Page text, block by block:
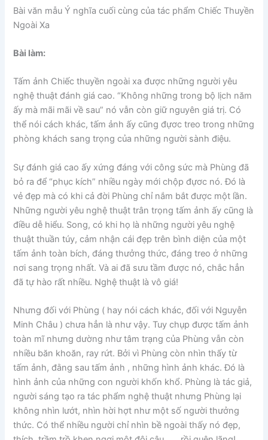
Bài văn mẫu Ý nghĩa cuối cùng của tác phẩm Chiếc Thuyền
Ngoài Xa
Bài làm:
Tấm ảnh Chiếc thuyền ngoài xa được những người yêu
nghệ thuật đánh giá cao. “Không những trong bộ lịch năm
ấy mà mãi mãi về sau” nó vẫn còn giữ nguyên giá trị. Có
thể nói cách khác, tấm ảnh ấy cũng đựơc treo trong những
phòng khách sang trọng của những người sành điệu.
Sự đánh giá cao ấy xứng đáng với công sức mà Phùng đã
bỏ ra để “phục kích” nhiều ngày mới chộp đựơc nó. Đó là
vẻ đẹp mà có khi cả đời Phùng chỉ nắm bắt được một lần.
Những người yêu nghệ thuật trân trọng tấm ảnh ấy cũng là
điều dễ hiểu. Song, có khi họ là những người yêu nghệ
thuật thuần túy, cảm nhận cái đẹp trên bình diện của một
tấm ảnh toàn bích, đáng thưởng thức, đáng treo ở những
nơi sang trọng nhất. Và ai đã sưu tầm được nó, chắc hẳn
đã tự hào rất nhiều. Nghệ thuật là vô giá!
Nhưng đối với Phùng ( hay nói cách khác, đối với Nguyễn
Minh Châu ) chưa hẳn là như vậy. Tuy chụp được tấm ảnh
toàn mĩ nhưng dường như tâm trạng của Phùng vẫn còn
nhiều băn khoăn, ray rứt. Bởi vì Phùng còn nhìn thấy từ
tấm ảnh, đằng sau tấm ảnh , những hình ảnh khác. Đó là
hình ảnh của những con người khốn khổ. Phùng là tác giả,
người sáng tạo ra tác phẩm nghệ thuật nhưng Phùng lại
không nhìn lướt, nhìn hời hợt như một số người thưởng
thức. Có thể nhiều người chỉ nhìn bề ngoài thấy nó đẹp,